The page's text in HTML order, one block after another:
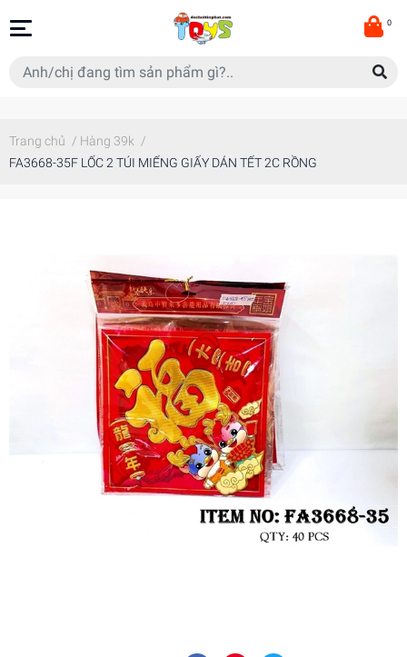
0
Trang chủ / Hàng 39k /
FA3668-35F LỐC 2 TÚI MIẾNG GIẤY DÁN TẾT 2C RỒNG